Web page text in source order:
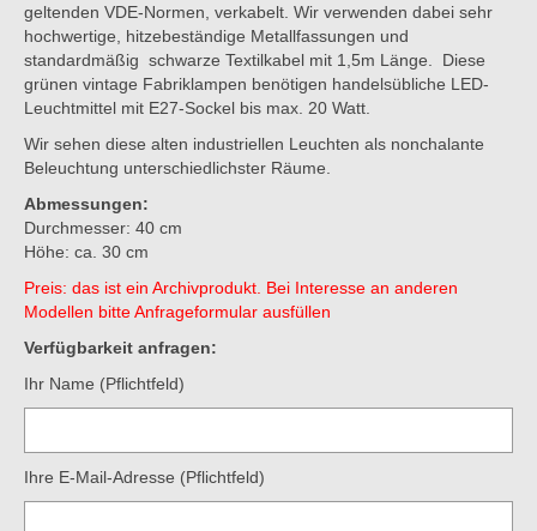
geltenden VDE-Normen, verkabelt. Wir verwenden dabei sehr
hochwertige, hitzebeständige Metallfassungen und
standardmäßig schwarze Textilkabel mit 1,5m Länge. Diese
grünen vintage Fabriklampen benötigen handelsübliche LED-
Leuchtmittel mit E27-Sockel bis max. 20 Watt.
Wir sehen diese alten industriellen Leuchten als nonchalante
Beleuchtung unterschiedlichster Räume.
Abmessungen:
Durchmesser: 40 cm
Höhe: ca. 30 cm
Preis: das ist ein Archivprodukt. Bei Interesse an anderen
Modellen bitte Anfrageformular ausfüllen
Verfügbarkeit anfragen:
Ihr Name (Pflichtfeld)
Ihre E-Mail-Adresse (Pflichtfeld)